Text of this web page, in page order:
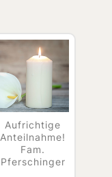
Aufrichtige
Anteilnahme!
Fam.
Pferschinger